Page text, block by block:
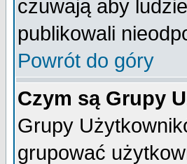
czuwają aby
publikowali
Powrót do góry
Czym są Grupy
Grupy
grupować